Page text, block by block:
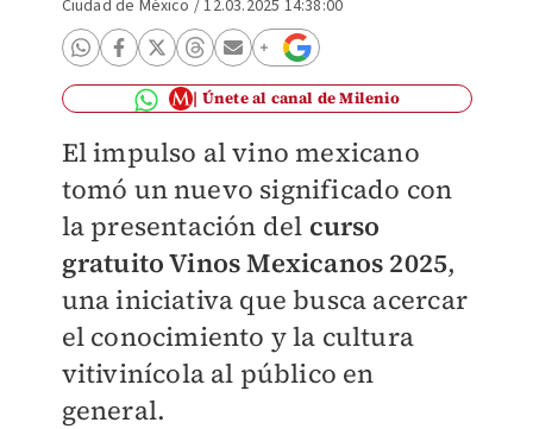
Ciudad de México /12.03.2025 14:38:00
Únete al canal de Milenio
El impulso al vino mexicano
tomó un nuevo significado con
la presentación del curso
gratuito Vinos Mexicanos 2025,
una iniciativa que busca acercar
el conocimiento y la cultura
vitivinícola al público en
general.